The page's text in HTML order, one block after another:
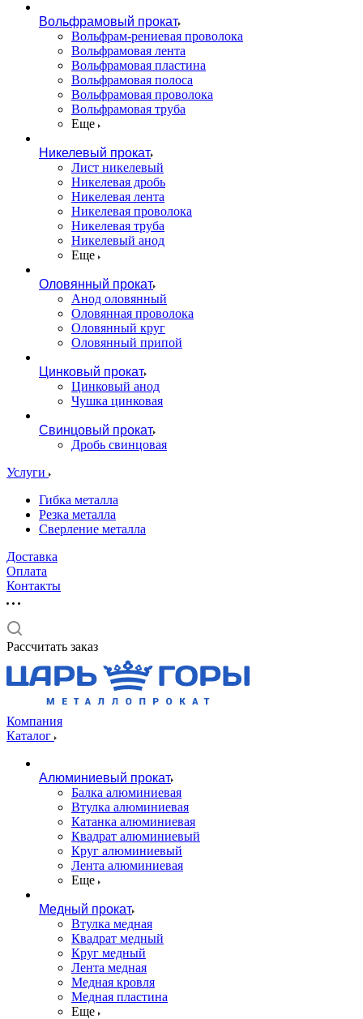
Вольфрамовый прокат
Вольфрам-рениевая проволока
Вольфрамовая лента
Вольфрамовая пластина
Вольфрамовая полоса
Вольфрамовая проволока
Вольфрамовая труба
Еще
Никелевый прокат
Лист никелевый
Никелевая дробь
Никелевая лента
Никелевая проволока
Никелевая труба
Никелевый анод
Еще
Оловянный прокат
Анод оловянный
Оловянная проволока
Оловянный круг
Оловянный припой
Цинковый прокат
Цинковый анод
Чушка цинковая
Свинцовый прокат
Дробь свинцовая
Услуги
Гибка металла
Резка металла
Сверление металла
Доставка
Оплата
Контакты
Рассчитать заказ
Компания
Каталог
Алюминиевый прокат
Балка алюминиевая
Втулка алюминиевая
Катанка алюминиевая
Квадрат алюминиевый
Круг алюминиевый
Лента алюминиевая
Еще
Медный прокат
Втулка медная
Квадрат медный
Круг медный
Лента медная
Медная кровля
Медная пластина
Еще